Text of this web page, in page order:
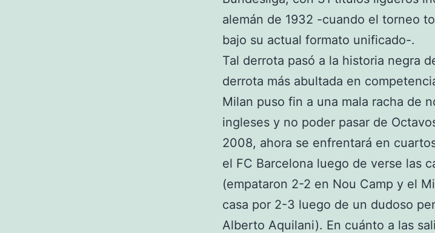
alemán de 1932 -cuando el torneo
bajo su actual formato unificado-.
Tal derrota pasó a la historia negra
derrota más abultada en
Milan puso fin a una mala racha de
ingleses y no poder pasar de
2008, ahora se enfrentará en
el FC Barcelona luego de verse las
(empataron 2-2 en Nou Camp y el
casa por 2-3 luego de un dudoso
Alberto Aquilani). En cuánto a las